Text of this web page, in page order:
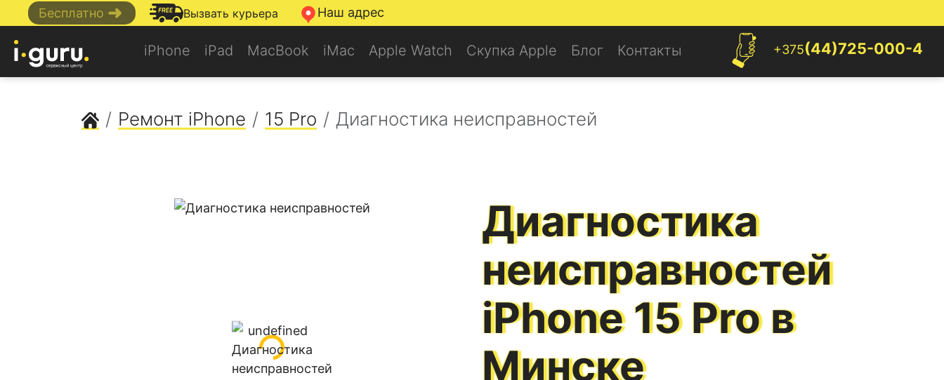
Бесплатно ➜ Вызвать курьера Наш адрес
iPhone iPad MacBook iMac Apple Watch Скупка Apple Блог Контакты +375(44)725-000-4
Сервисный центр Apple
Ремонт iPhone 15 Pro Диагностика неисправностей
Диагностика
неисправностей
iPhone 15 Proв
Минске